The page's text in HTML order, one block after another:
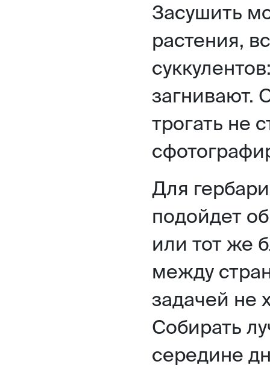
Засушить
растения,
загнивают.
трогать не
Для
подойдет
или тот же
между
задачей не
Собирать
середине